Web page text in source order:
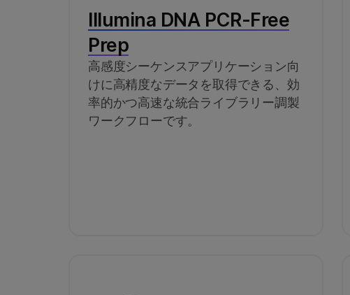
Illumina DNA PCR-Free
Prep
高感度シーケンスアプリケーション向
けに高精度なデータを取得できる、効
率的かつ高速な統合ライブラリー調製
ワークフローです。